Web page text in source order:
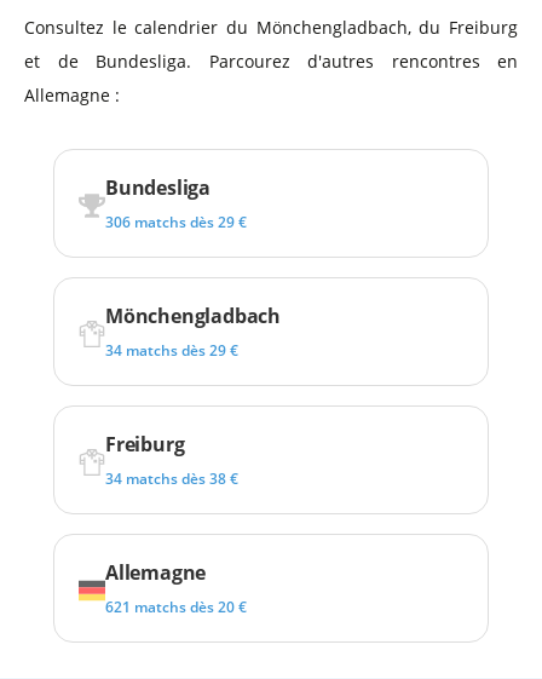
Consultez le calendrier du Mönchengladbach, du Freiburg
et de Bundesliga. Parcourez d'autres rencontres en
Allemagne :
Bundesliga
306 matchs dès 29 €
Mönchengladbach
34 matchs dès 29 €
Freiburg
34 matchs dès 38 €
Allemagne
621 matchs dès 20 €